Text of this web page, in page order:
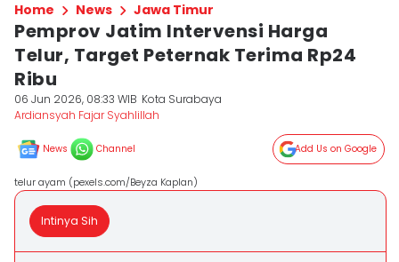
Home News Jawa Timur
Pemprov Jatim Intervensi Harga
Telur, Target Peternak Terima Rp24
Ribu
06 Jun 2026, 08:33 WIB Kota Surabaya
Ardiansyah Fajar Syahlillah
News Channel Add Us on Google
telur ayam (pexels.com/Beyza Kaplan)
Intinya Sih